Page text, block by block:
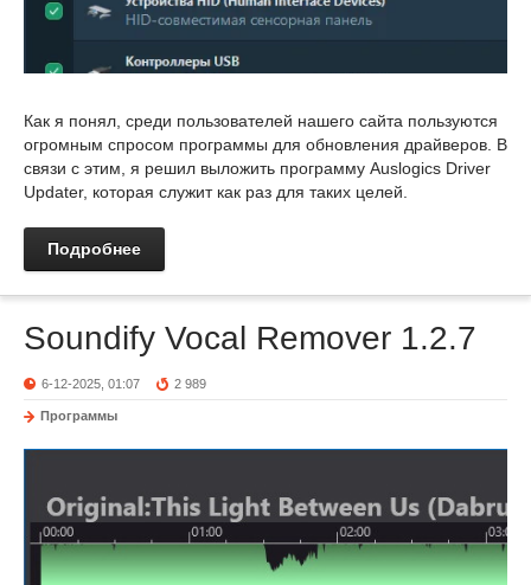
Как я понял, среди пользователей нашего сайта пользуются
огромным спросом программы для обновления драйверов. В
связи с этим, я решил выложить программу Auslogics Driver
Updater, которая служит как раз для таких целей.
Подробнее
Soundify Vocal Remover 1.2.7
6-12-2025, 01:07 2 989
Программы